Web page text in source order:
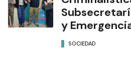
y
SOCIEDAD